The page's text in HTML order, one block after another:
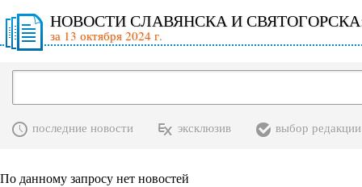
НОВОСТИ СЛАВЯНСКА И
за 13 октября 2024 г.
последние новости эксклюзив выбор редакции
По данному запросу нет новостей